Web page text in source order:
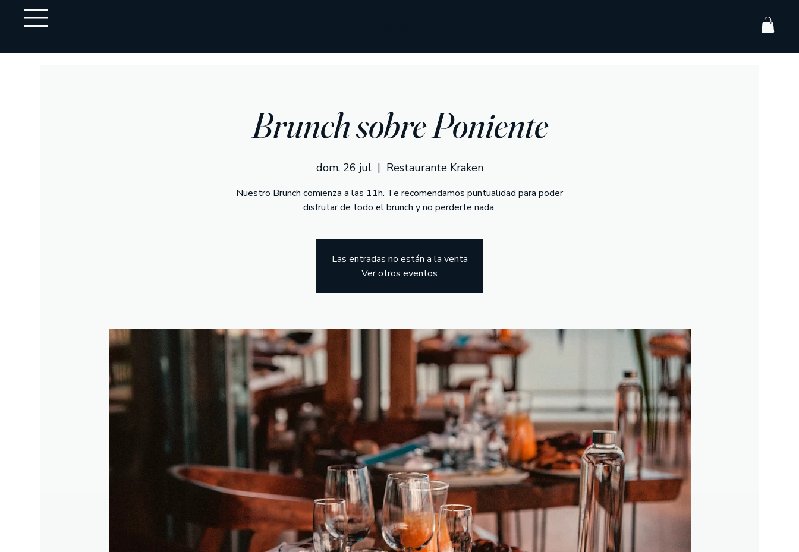
Brunch sobre Poniente
dom, 26 jul
  |
Restaurante Kraken
Nuestro Brunch comienza a las 11h. Te recomendamos puntualidad para poder
disfrutar de todo el brunch y no perderte nada.
Las entradas no están a la venta
Ver otros eventos